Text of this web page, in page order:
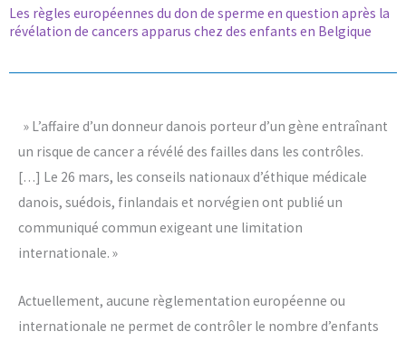
Les règles européennes du don de sperme en question après la
révélation de cancers apparus chez des enfants en Belgique
» L’affaire d’un donneur danois porteur d’un gène entraînant
un risque de cancer a révélé des failles dans les contrôles.
[…] Le 26 mars, les conseils nationaux d’éthique médicale
danois, suédois, finlandais et norvégien ont publié un
communiqué commun exigeant une limitation
internationale. »
Actuellement, aucune règlementation européenne ou
internationale ne permet de contrôler le nombre d’enfants